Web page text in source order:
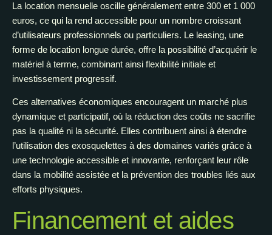
La location mensuelle oscille généralement entre 300 et 1 000
euros, ce qui la rend accessible pour un nombre croissant
d’utilisateurs professionnels ou particuliers. Le leasing, une
forme de location longue durée, offre la possibilité d’acquérir le
matériel à terme, combinant ainsi flexibilité initiale et
investissement progressif.
Ces alternatives économiques encouragent un marché plus
dynamique et participatif, où la réduction des coûts ne sacrifie
pas la qualité ni la sécurité. Elles contribuent ainsi à étendre
l’utilisation des exosquelettes à des domaines variés grâce à
une technologie accessible et innovante, renforçant leur rôle
dans la mobilité assistée et la prévention des troubles liés aux
efforts physiques.
Financement et aides